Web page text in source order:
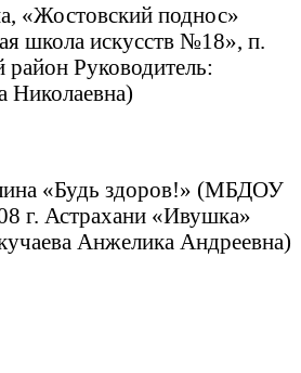
«Жостовский поднос»
школа искусств №18», п.
Руководитель:
Николаевна)
«Будь здоров!» (МБДОУ
г. Астрахани «Ивушка»
Анжелика Андреевна)